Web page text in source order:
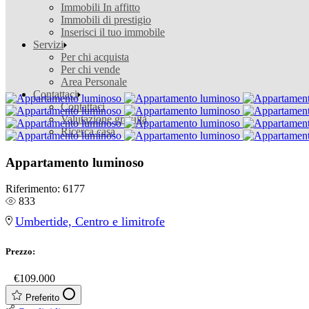
Immobili In affitto
Immobili di prestigio
Inserisci il tuo immobile
Servizi
Per chi acquista
Per chi vende
Area Personale
Contattaci
Contattaci
Valutazione gratuita
Ricerca casa
Appartamento luminoso
Riferimento: 6177
833
Umbertide, Centro e limitrofe
Prezzo:
€109.000
Preferito